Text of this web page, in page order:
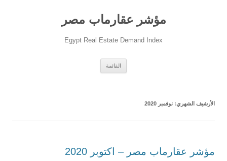
مؤشر عقارماب مصر
Egypt Real Estate Demand Index
القائمة
الأرشيف الشهري: نوفمبر 2020
مؤشر عقارماب مصر – اكتوبر 2020